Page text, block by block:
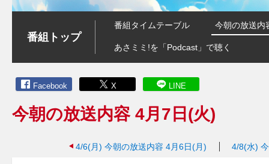
番組トップ
番組タイムテーブル 今朝の放送内
あさミミ!を「Podcast」で聴く
Facebook X LINE
今朝の放送内容 4月7日(火)
4/6(月) 今朝の放送内容 4月6日(月) 4/8(水)